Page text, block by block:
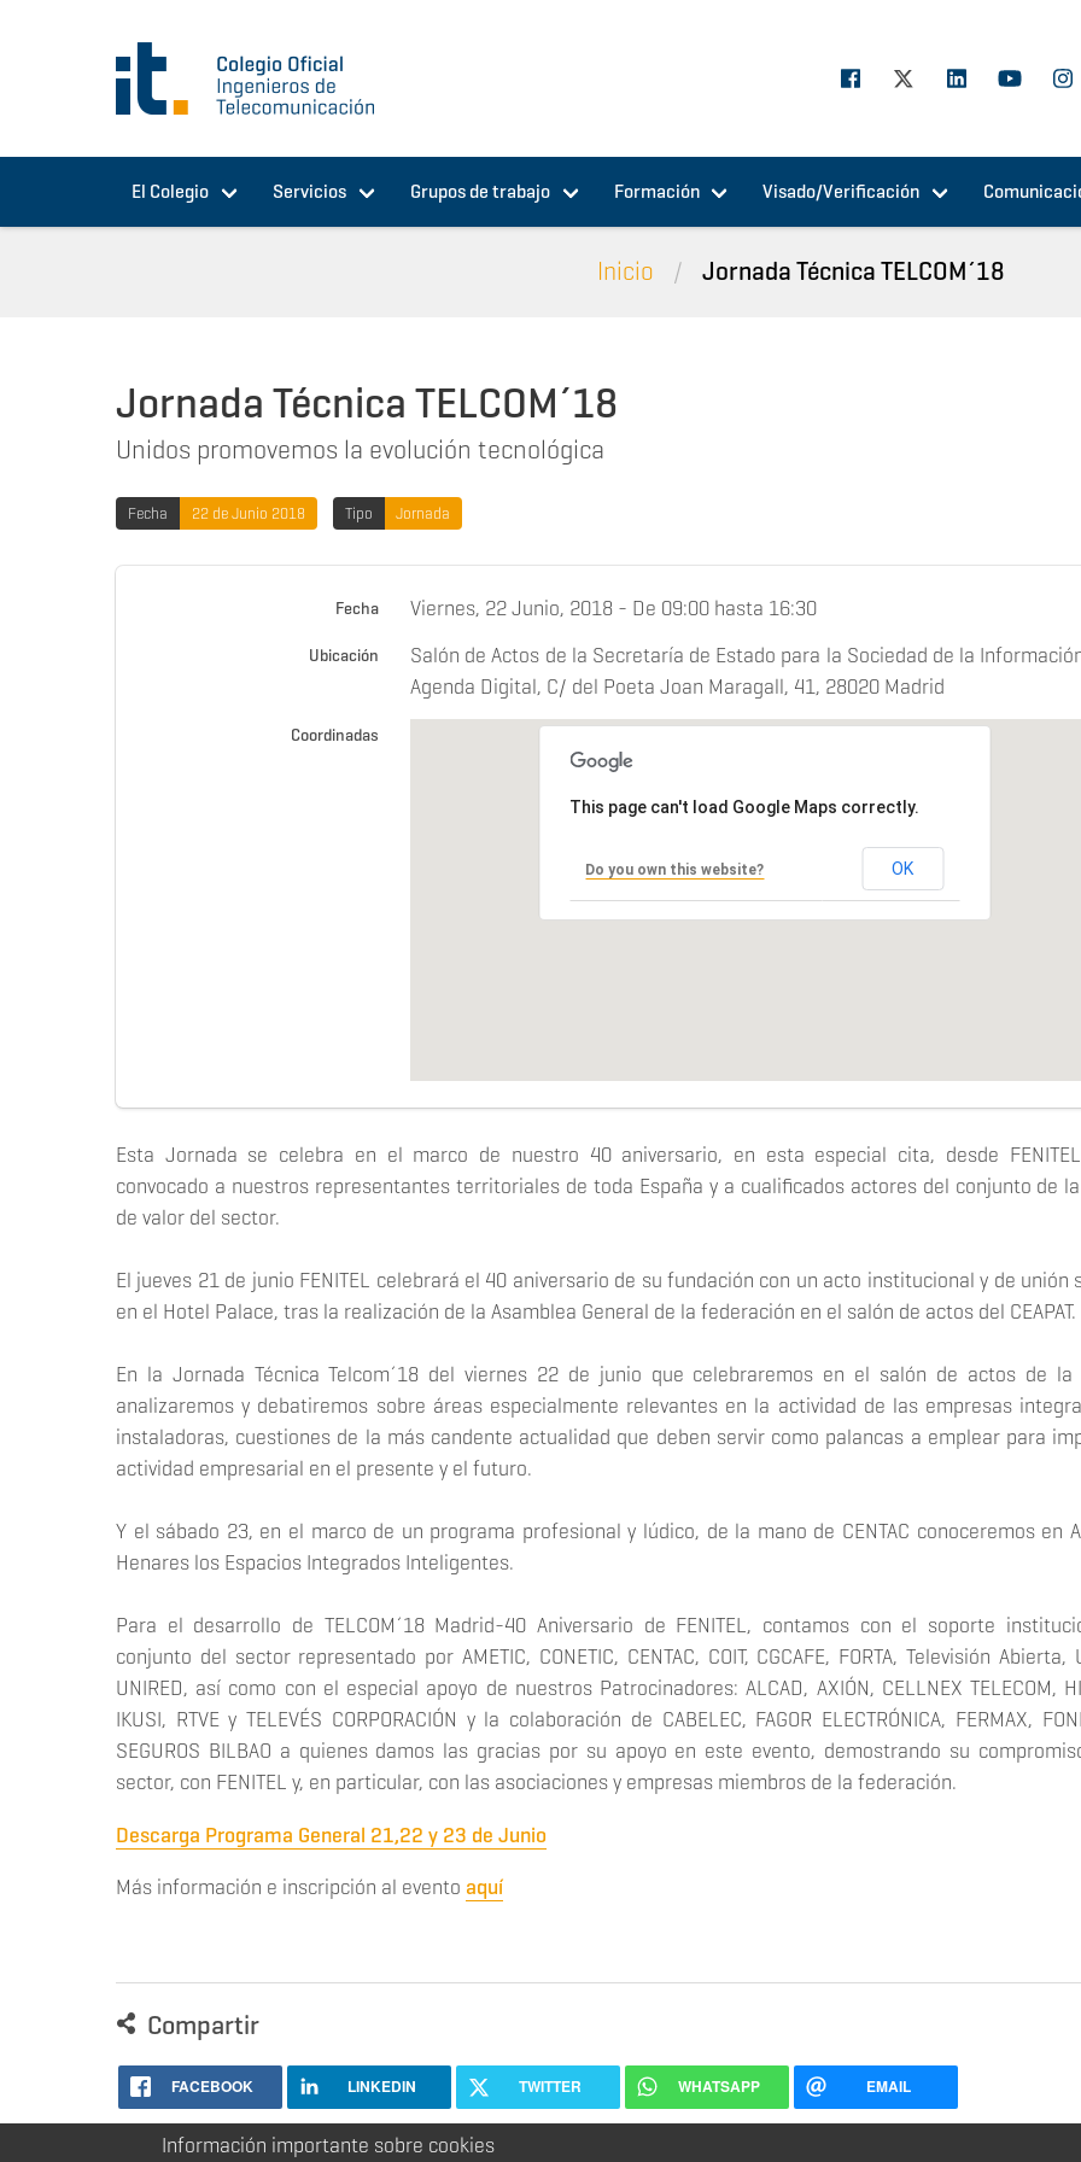
El Colegio Servicios Grupos de trabajo Formación Visado/Verificación
Inicio Jornada Técnica TELCOM´18
Jornada Técnica TELCOM´18
Unidos promovemos la evolución tecnológica
Fecha 22 de Junio 2018 Tipo Jornada
Fecha Viernes, 22 Junio, 2018 - De 09:00 hasta 16:30
Ubicación
Salón de Actos de la Secretaría de Estado para la Sociedad de la
Agenda Digital, C/ del Poeta Joan Maragall, 41, 28020 Madrid
Coordinadas
This page can't load Google Maps correctly.
Do you own this website? OK
Esta Jornada se celebra en el marco de nuestro 40 aniversario, en esta especial cita, desde
convocado a nuestros representantes territoriales de toda España y a cualificados actores del conjunto de
de valor del sector.
El jueves 21 de junio FENITEL celebrará el 40 aniversario de su fundación con un acto institucional y de unión
en el Hotel Palace, tras la realización de la Asamblea General de la federación en el salón de actos del CEAPAT.
En la Jornada Técnica Telcom´18 del viernes 22 de junio que celebraremos en el salón de actos de la
analizaremos y debatiremos sobre áreas especialmente relevantes en la actividad de las empresas
instaladoras, cuestiones de la más candente actualidad que deben servir como palancas a emplear para
actividad empresarial en el presente y el futuro.
Y el sábado 23, en el marco de un programa profesional y lúdico, de la mano de CENTAC conoceremos en
Henares los Espacios Integrados Inteligentes.
Para el desarrollo de TELCOM´18 Madrid-40 Aniversario de FENITEL, contamos con el soporte
conjunto del sector representado por AMETIC, CONETIC, CENTAC, COIT, CGCAFE, FORTA, Televisión Abierta,
UNIRED, así como con el especial apoyo de nuestros Patrocinadores: ALCAD, AXIÓN, CELLNEX TELECOM,
IKUSI, RTVE y TELEVÉS CORPORACIÓN y la colaboración de CABELEC, FAGOR ELECTRÓNICA, FERMAX,
SEGUROS BILBAO a quienes damos las gracias por su apoyo en este evento, demostrando su
sector, con FENITEL y, en particular, con las asociaciones y empresas miembros de la federación.
Descarga Programa General 21,22 y 23 de Junio
Más información e inscripción al evento aquí
Compartir
FACEBOOK LINKEDIN TWITTER WHATSAPP EMAIL
Información importante sobre cookies